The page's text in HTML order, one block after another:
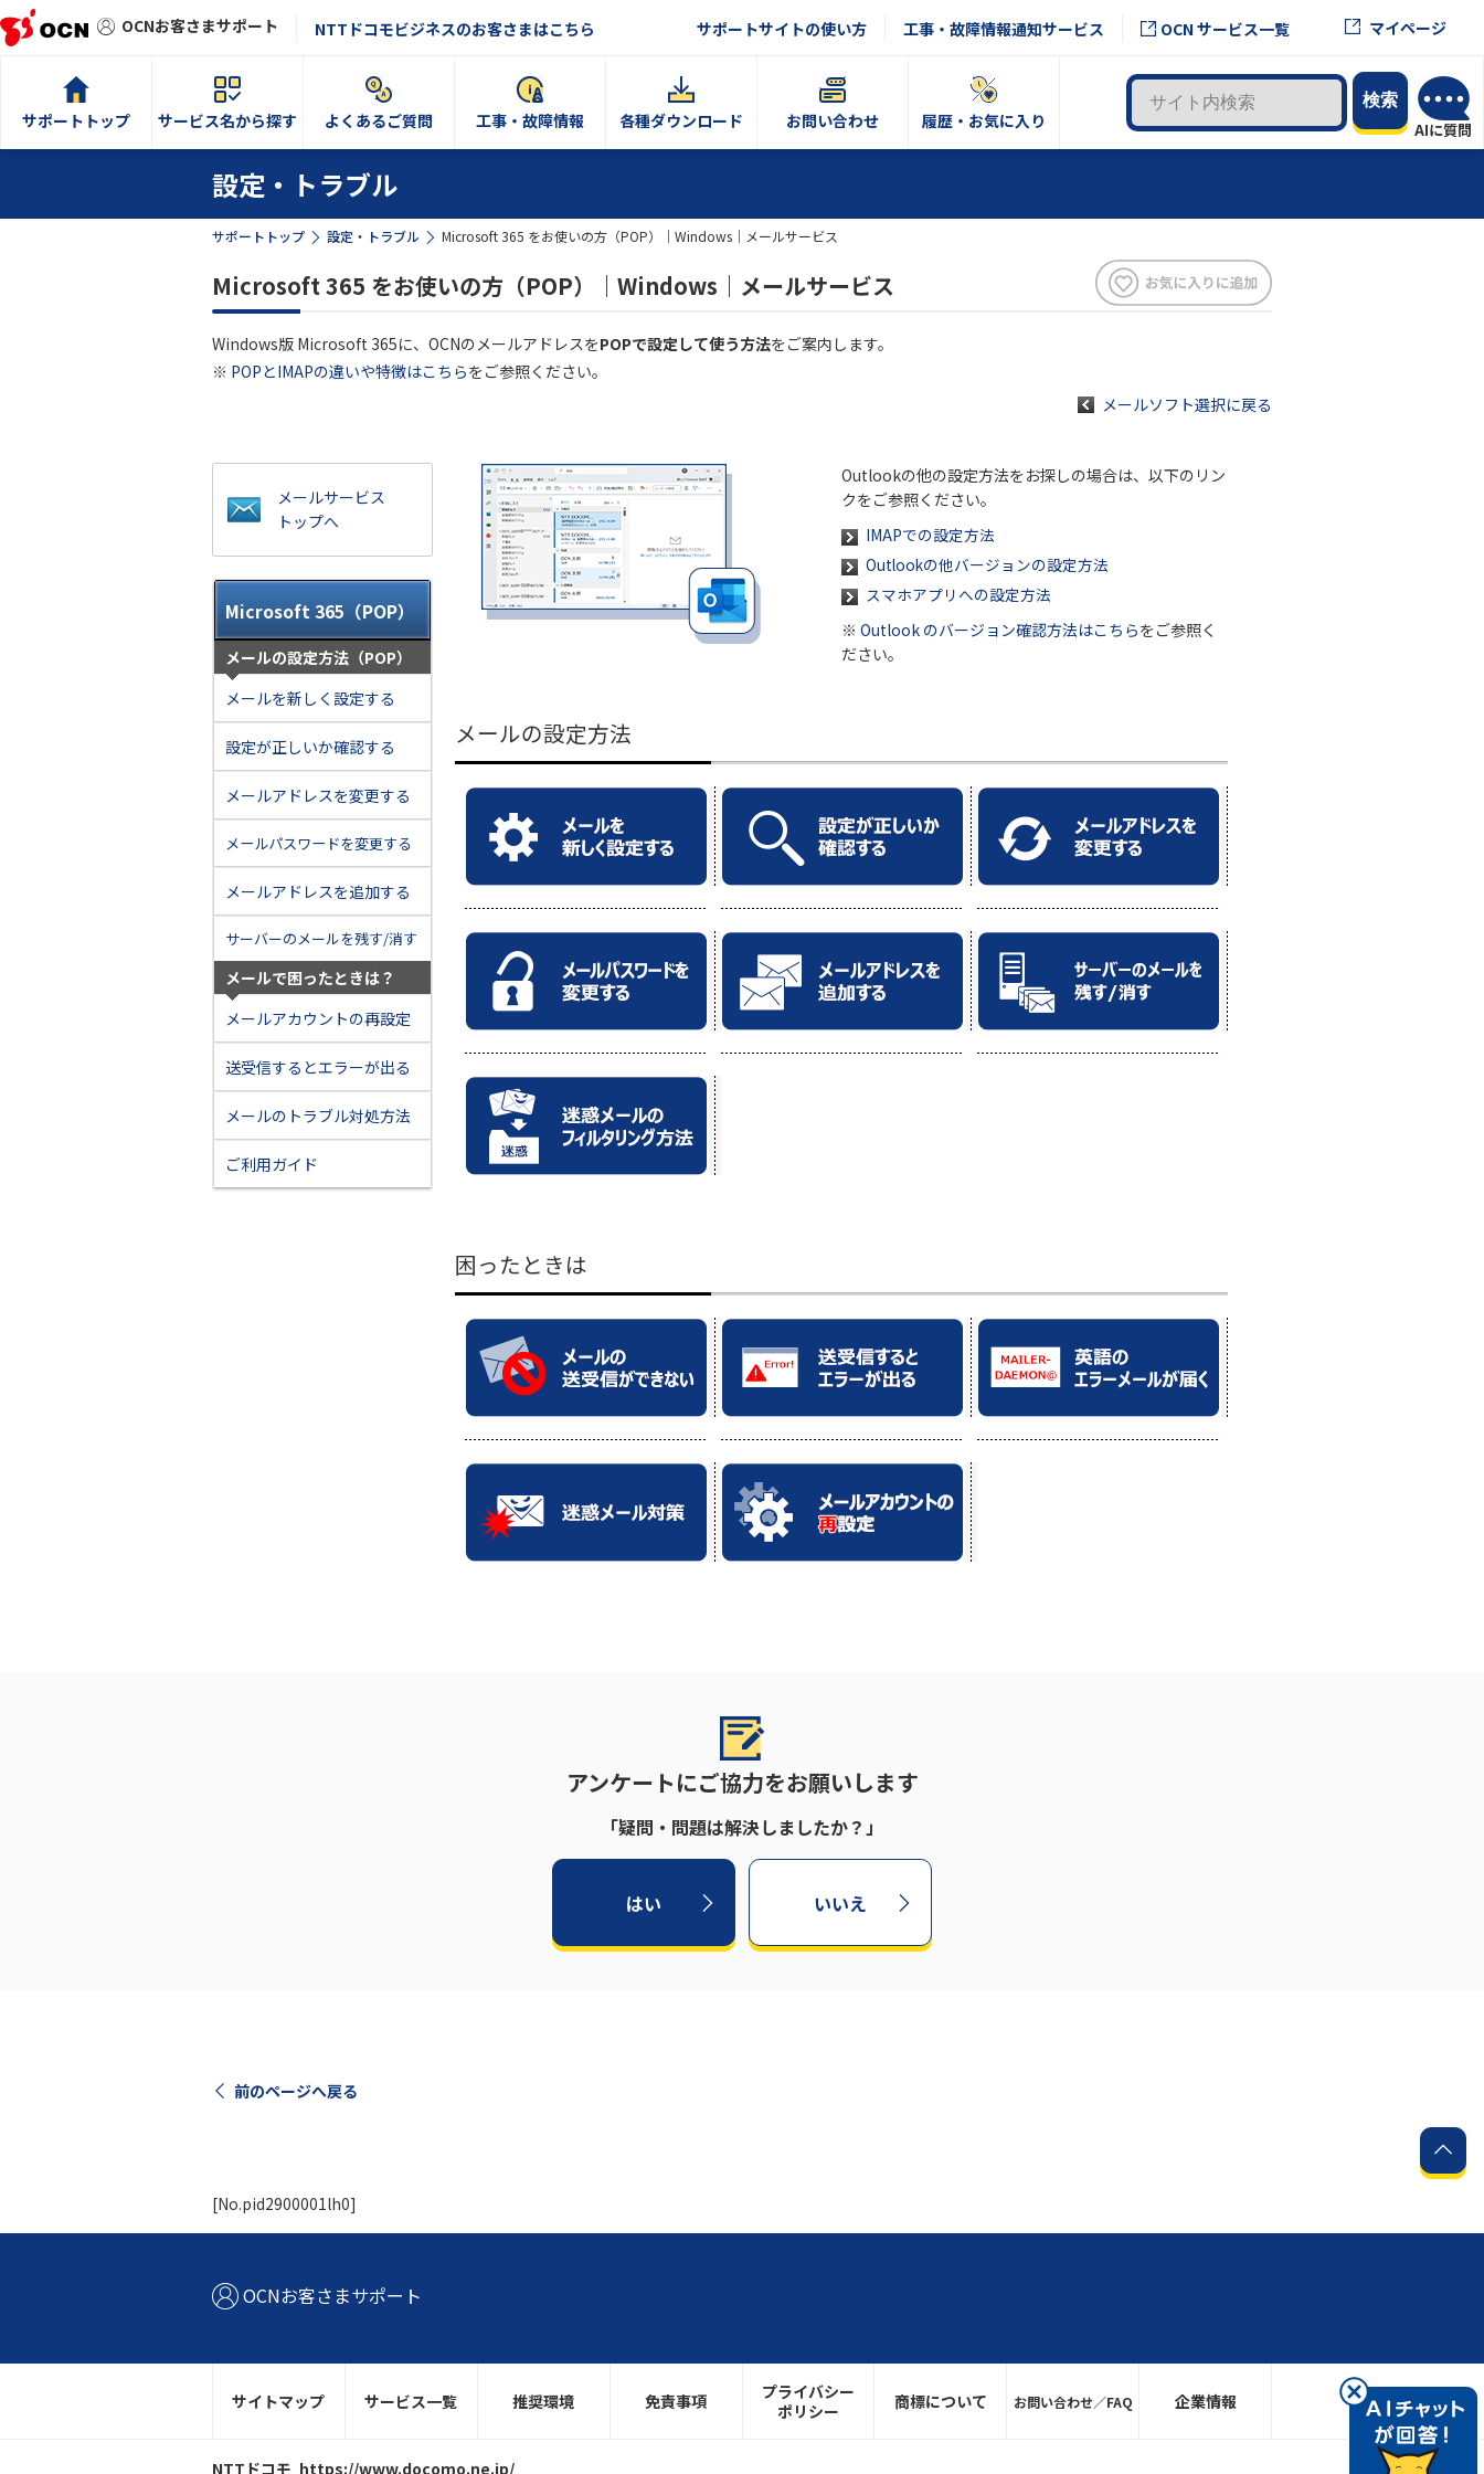
OCNお客さまサポート NTTドコモビジネスのお客さまはこちら サポートサイトの使い方 工事・故障情報通知サービス OCN サービス一覧 マイページ
サポートトップ サービス名から探す よくあるご質問 工事・故障情報 各種ダウンロード お問い合わせ 履歴・お気に入り
設定・トラブル
サポートトップ 設定・トラブル Microsoft 365 をお使いの方（POP）｜Windows｜メールサービス
Microsoft 365 をお使いの方（POP）｜Windows｜メールサービス
Windows版 Microsoft 365に、OCNのメールアドレスをPOPで設定して使う方法をご案内します。
※ POPとIMAPの違いや特徴はこちらをご参照ください。
メールソフト選択に戻る
メールサービス
トップへ
Microsoft 365（POP）
メールの設定方法（POP）
メールを新しく設定する
設定が正しいか確認する
メールアドレスを変更する
メールパスワードを変更する
メールアドレスを追加する
サーバーのメールを残す/消す
メールで困ったときは？
メールアカウントの再設定
送受信するとエラーが出る
メールのトラブル対処方法
ご利用ガイド
Outlookの他の設定方法をお探しの場合は、以下のリン
クをご参照ください。
IMAPでの設定方法
Outlookの他バージョンの設定方法
スマホアプリへの設定方法
※ Outlook のバージョン確認方法はこちらをご参照く
ださい。
メールの設定方法
困ったときは
アンケートにご協力をお願いします
「疑問・問題は解決しましたか？」
はい いいえ
前のページへ戻る
[No.pid2900001lh0]
OCNお客さまサポート
サイトマップ サービス一覧 推奨環境 免責事項
プライバシー
ポリシー
商標について お問い合わせ／FAQ 企業情報
NTTドコモ https://www.docomo.ne.jp/